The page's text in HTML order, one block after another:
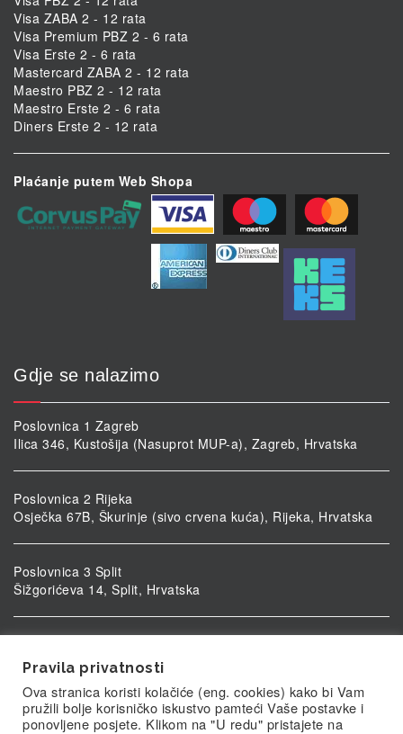
Visa ZABA 2 - 12 rata
Visa Premium PBZ 2 - 6 rata
Visa Erste 2 - 6 rata
Mastercard ZABA 2 - 12 rata
Maestro PBZ 2 - 12 rata
Maestro Erste 2 - 6 rata
Diners Erste 2 - 12 rata
Plaćanje putem Web Shopa
Gdje se nalazimo
Poslovnica 1 Zagreb
Ilica 346, Kustošija (Nasuprot MUP-a), Zagreb, Hrvatska
Poslovnica 2 Rijeka
Osječka 67B, Škurinje (sivo crvena kuća), Rijeka, Hrvatska
Poslovnica 3 Split
Šižgorićeva 14, Split, Hrvatska
Ulica kardinala Alojzija Stepinca 5, Vukovar, Hrvatska
Pravila privatnosti
Ova stranica koristi kolačiće (eng. cookies) kako bi Vam
pružili bolje korisničko iskustvo pamteći Vaše postavke i
ponovljene posjete. Klikom na "U redu" pristajete na